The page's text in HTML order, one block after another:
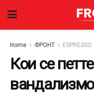
Home ФРОНТ ESPRESSO
Кои се